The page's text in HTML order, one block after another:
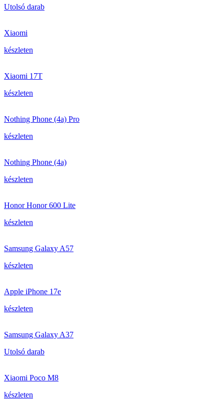
Utolsó darab
Xiaomi
készleten
Xiaomi 17T
készleten
Nothing Phone (4a) Pro
készleten
Nothing Phone (4a)
készleten
Honor Honor 600 Lite
készleten
Samsung Galaxy A57
készleten
Apple iPhone 17e
készleten
Samsung Galaxy A37
Utolsó darab
Xiaomi Poco M8
készleten